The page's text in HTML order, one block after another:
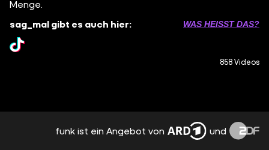
Menge.
sag_mal gibt es auch hier:
WAS HEISST DAS?
858 Videos
funk ist ein Angebot von und